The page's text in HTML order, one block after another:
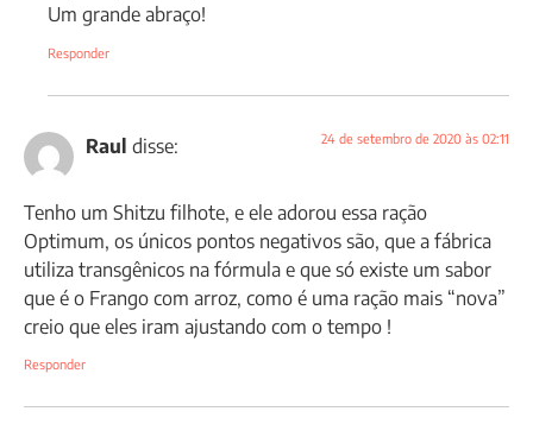
Um grande abraço!
Responder
Raul disse: 24 de setembro de 2020 às 02:11
Tenho um Shitzu filhote, e ele adorou essa ração
Optimum, os únicos pontos negativos são, que a fábrica
utiliza transgênicos na fórmula e que só existe um sabor
que é o Frango com arroz, como é uma ração mais “nova”
creio que eles iram ajustando com o tempo !
Responder